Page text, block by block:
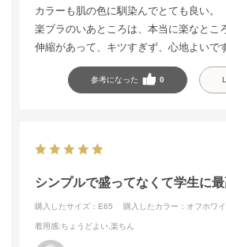
カラーも肌の色に馴染んでとても良い。
楽ブラのいあところは、本当に楽なとこ
伸縮があって、キツすぎず、心地よいで
参考になった 0
シンプルで盛ってなくて学生に
購入したサイズ：E65 購入したカラー：オフホワ
着用感:ちょうどよい,楽ちん